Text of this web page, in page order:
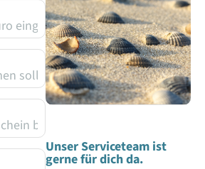
Unser Serviceteam ist
gerne für dich da.